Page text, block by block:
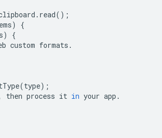
. read();
)
{
)
{
custom formats .
(type);
then process it in your app .